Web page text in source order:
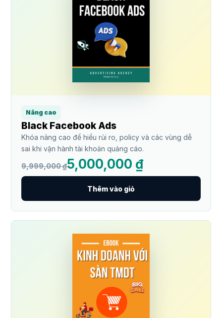
Nâng cao
Black Facebook Ads
Khóa nâng cao để hiểu rủi ro, policy và các vùng dễ
sai khi vận hành tài khoản quảng cáo.
9,999,000 ₫5,000,000 ₫
Thêm vào giỏ